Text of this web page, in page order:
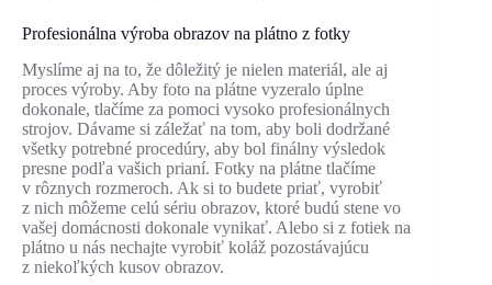
Profesionálna výroba obrazov na plátno z fotky
Myslíme aj na to, že dôležitý je nielen materiál, ale aj
proces výroby. Aby foto na plátne vyzeralo úplne
dokonale, tlačíme za pomoci vysoko profesionálnych
strojov. Dávame si záležať na tom, aby boli dodržané
všetky potrebné procedúry, aby bol finálny výsledok
presne podľa vašich prianí. Fotky na plátne tlačíme
v rôznych rozmeroch. Ak si to budete priať, vyrobiť
z nich môžeme celú sériu obrazov, ktoré budú stene vo
vašej domácnosti dokonale vynikať. Alebo si z fotiek na
plátno u nás nechajte vyrobiť koláž pozostávajúcu
z niekoľkých kusov obrazov.